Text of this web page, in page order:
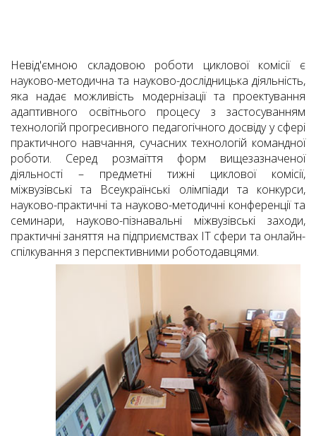
Невід'ємною складовою роботи циклової комісії є
науково-методична та науково-дослідницька діяльність,
яка надає можливість модернізації та проектування
адаптивного освітнього процесу з застосуванням
технологій прогресивного педагогічного досвіду у сфері
практичного навчання, сучасних технологій командної
роботи. Серед розмаїття форм вищезазначеної
діяльності – предметні тижні циклової комісії,
міжвузівські та Всеукраїнські олімпіади та конкурси,
науково-практичні та науково-методичні конференції та
семинари, науково-пізнавальні міжвузівські заходи,
практичні заняття на підприємствах ІТ сфери та онлайн-
спілкування з перспективними роботодавцями.